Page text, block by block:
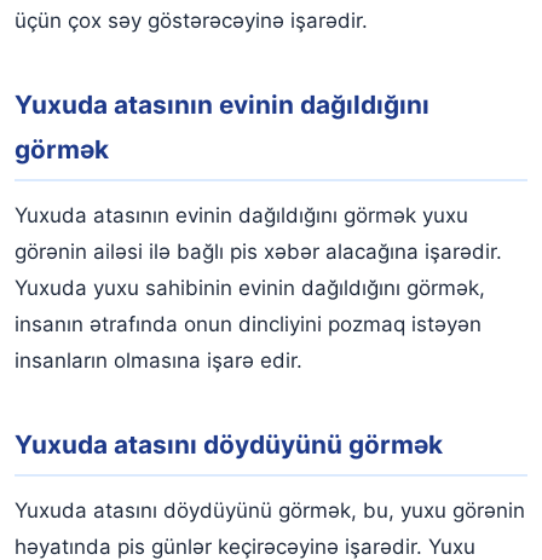
üçün çox səy göstərəcəyinə işarədir.
Yuxuda atasının evinin dağıldığını
görmək
Yuxuda atasının evinin dağıldığını görmək yuxu
görənin ailəsi ilə bağlı pis xəbər alacağına işarədir.
Yuxuda yuxu sahibinin evinin dağıldığını görmək,
insanın ətrafında onun dincliyini pozmaq istəyən
insanların olmasına işarə edir.
Yuxuda atasını döydüyünü görmək
Yuxuda atasını döydüyünü görmək, bu, yuxu görənin
həyatında pis günlər keçirəcəyinə işarədir. Yuxu